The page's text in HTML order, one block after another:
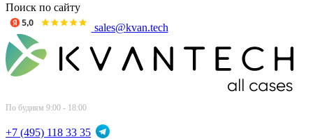
Поиск по сайту
sales@kvan.tech
По будням 9:00 - 18:00
+7 (495) 118 33 35